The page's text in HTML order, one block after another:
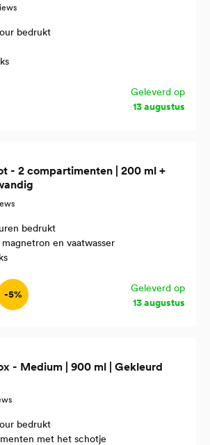
bedrukt
Geleverd op
13 augustus
- 2 compartimenten | 200 ml +
bedrukt
en vaatwasser
-5%
Geleverd op
13 augustus
- Medium | 900 ml | Gekleurd
bedrukt
met het schotje